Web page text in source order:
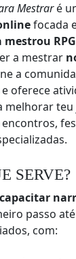
Mestraré
focada
mestrou RPG
a mestrar
a
oferece
melhorar
SERVE?
capacitar
passo
com: